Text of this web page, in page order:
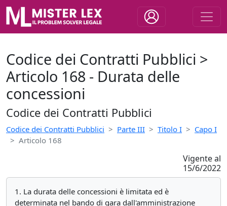
Codice dei Contratti Pubblici >
Articolo 168 - Durata delle
concessioni
Codice dei Contratti Pubblici
Codice dei Contratti Pubblici Parte III Titolo I
Capo I
Articolo 168
Vigente al
15/6/2022
1. La durata delle concessioni è limitata ed è
determinata nel bando di gara dall'amministrazione